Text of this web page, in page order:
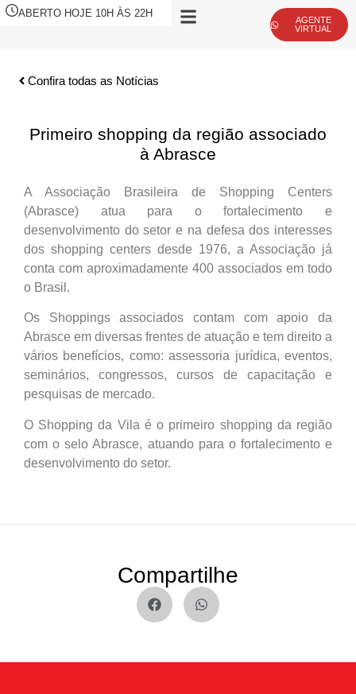
ABERTO HOJE 10H ÀS 22H
AGENTE
VIRTUAL
Confira todas as Notícias
Primeiro shopping da região associado
à Abrasce
A Associação Brasileira de Shopping Centers
(Abrasce) atua para o fortalecimento e
desenvolvimento do setor e na defesa dos interesses
dos shopping centers desde 1976, a Associação já
conta com aproximadamente 400 associados em todo
o Brasil.
Os Shoppings associados contam com apoio da
Abrasce em diversas frentes de atuação e tem direito a
vários benefícios, como: assessoria jurídica, eventos,
seminários, congressos, cursos de capacitação e
pesquisas de mercado.
O Shopping da Vila é o primeiro shopping da região
com o selo Abrasce, atuando para o fortalecimento e
desenvolvimento do setor.
Compartilhe